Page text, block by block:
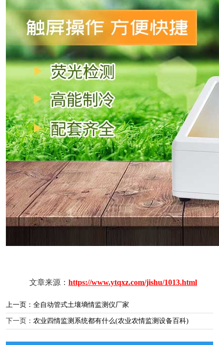
文章来源： https://www.ytqxz.com/jishu/1013.html
上一页： 全自动管式土壤墒情监测仪厂家
下一页： 农业四情监测系统都有什么(农业农情监测设备百科)